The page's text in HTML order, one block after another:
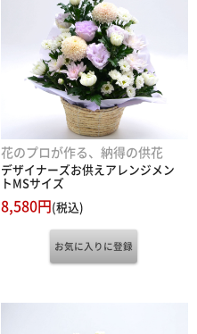
花のプロが作る、納得の供花
デザイナーズお供えアレンジメン
トMSサイズ
8,580円(税込)